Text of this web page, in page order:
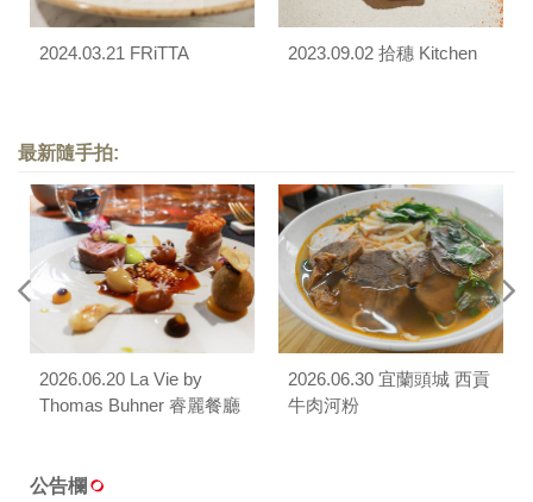
2024.03.21 FRiTTA 2023.09.02 拾穗 Kitchen
最新隨手拍:
2026.06.20 La Vie by
Thomas Buhner 睿麗餐廳
2026.06.30 宜蘭頭城 西貢
牛肉河粉
公告欄